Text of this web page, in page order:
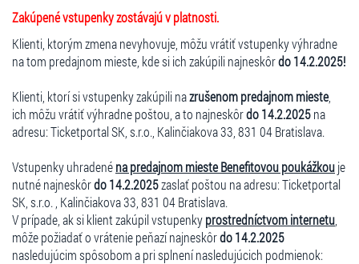
Zakúpené vstupenky zostávajú v platnosti.
Klienti, ktorým zmena nevyhovuje, môžu vrátiť vstupenky výhradne
na tom predajnom mieste, kde si ich zakúpili najneskôrdo 14.2.2025!
Klienti, ktorí si vstupenky zakúpili nazrušenom predajnom mieste,
ich môžu vrátiť výhradne poštou, a to najneskôrdo 14.2.2025na
adresu: Ticketportal SK, s.r.o., Kalinčiakova 33, 831 04 Bratislava.
Vstupenky uhradenéna predajnom mieste Benefitovou poukážkouje
nutné najneskôrdo 14.2.2025zaslať poštou na adresu: Ticketportal
SK, s.r.o. , Kalinčiakova 33, 831 04 Bratislava.
V prípade, ak si klient zakúpil vstupenkyprostredníctvom internetu
môže požiadať o vrátenie peňazí najneskôrdo 14.2.2025
nasledujúcim spôsobom a pri splnení nasledujúcich podmienok: